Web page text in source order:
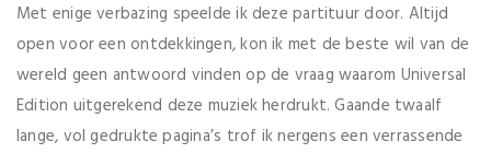
Met enige verbazing speelde ik deze partituur door. Altijd
open voor een ontdekkingen, kon ik met de beste wil van de
wereld geen antwoord vinden op de vraag waarom Universal
Edition uitgerekend deze muziek herdrukt. Gaande twaalf
lange, vol gedrukte pagina’s trof ik nergens een verrassende